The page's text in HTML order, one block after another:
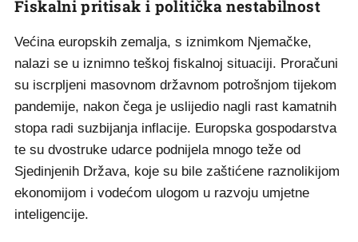
Fiskalni pritisak i politička nestabilnost
Većina europskih zemalja, s iznimkom Njemačke,
nalazi se u iznimno teškoj fiskalnoj situaciji. Proračuni
su iscrpljeni masovnom državnom potrošnjom tijekom
pandemije, nakon čega je uslijedio nagli rast kamatnih
stopa radi suzbijanja inflacije. Europska gospodarstva
te su dvostruke udarce podnijela mnogo teže od
Sjedinjenih Država, koje su bile zaštićene raznolikijom
ekonomijom i vodećom ulogom u razvoju umjetne
inteligencije.